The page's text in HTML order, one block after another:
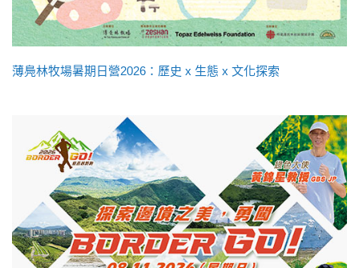
薄鳧林牧場暑期日營2026：歷史 x 生態 x 文化探索